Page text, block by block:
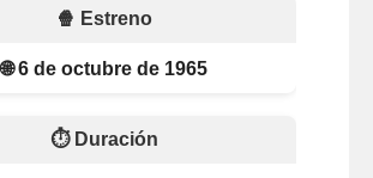
🍿 Estreno
🌐 6 de octubre de 1965
⏱️ Duración